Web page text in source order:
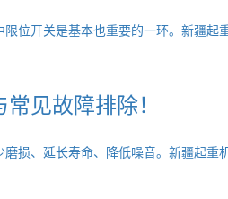
位开关是基本也重要的一环。新疆
见故障排除！
损、延长寿命、降低噪音。新疆起